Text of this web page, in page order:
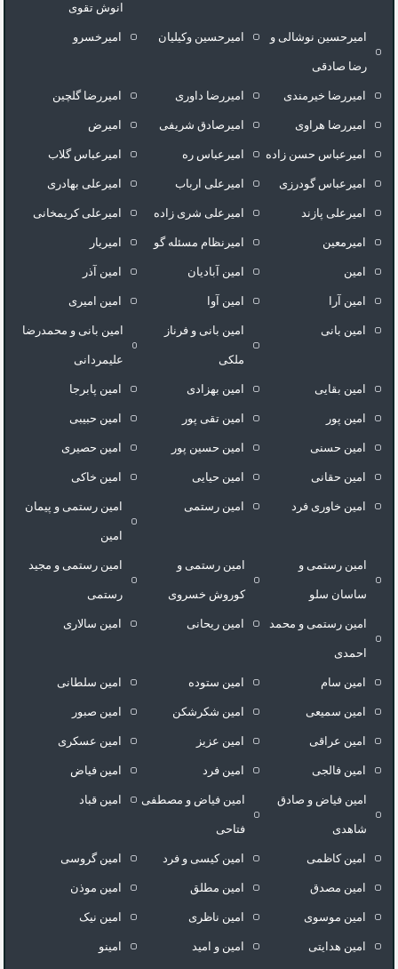
انوش تقوی
امیرحسین نوشالی و
رضا صادقی
امیرحسین وکیلیان امیرخسرو
امیررضا خیرمندی امیررضا داوری امیررضا گلچین
امیررضا هراوی امیرصادق شریفی امیرض
امیرعباس حسن زاده امیرعباس ره امیرعباس گلاب
امیرعباس گودرزی امیرعلی ارباب امیرعلی بهادری
امیرعلی پازند امیرعلی شری زاده امیرعلی کریمخانی
امیرمعین امیرنظام مسئله گو امیریار
امین امین آبادیان امین آذر
امین آرا امین آوا امین امیری
امین بانی امین بانی و فرناز
ملکی
امین بانی و محمدرضا
علیمردانی
امین بقایی امین بهزادی امین پابرجا
امین پور امین تقی پور امین حبیبی
امین حسنی امین حسین پور امین حصیری
امین حقانی امین حیایی امین خاکی
امین خاوری فرد امین رستمی امین رستمی و پیمان
امین
امین رستمی و
ساسان سلو
امین رستمی و
کوروش خسروی
امین رستمی و مجید
رستمی
امین رستمی و محمد
احمدی
امین ریحانی امین سالاری
امین سام امین ستوده امین سلطانی
امین سمیعی امین شکرشکن امین صبور
امین عراقی امین عزیز امین عسکری
امین فالجی امین فرد امین فیاض
امین فیاض و صادق
شاهدی
امین فیاض و مصطفی
فتاحی
امین قباد
امین کاظمی امین کیسی و فرد امین گروسی
امین مصدق امین مطلق امین موذن
امین موسوی امین ناظری امین نیک
امین هدایتی امین و امید امینو